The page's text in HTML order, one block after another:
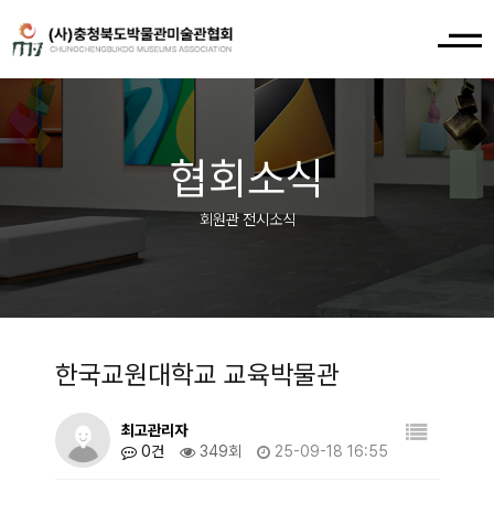
협회소식
회원관 전시소식
한국교원대학교 교육박물관
최고관리자
0건
349회 25-09-18 16:55